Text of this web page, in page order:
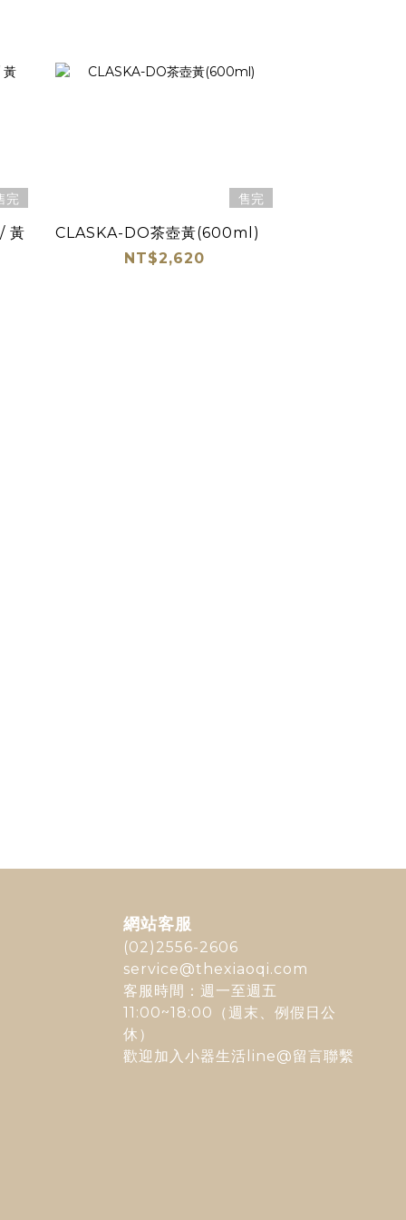
完
黃
售完
CLASKA-DO茶壺黃(600ml)
NT$2,620
網站客服
(02)2556-2606
service@thexiaoqi.com
客服時間：週一至週五
11:00~18:00（週末、例假日公
休）
歡迎加入 小器生活line@留言聯繫